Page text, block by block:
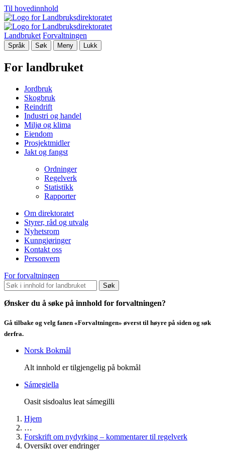
Til hovedinnhold
Landbruket Forvaltningen
Språk Søk Meny Lukk
For landbruket
Jordbruk
Skogbruk
Reindrift
Industri og handel
Miljø og klima
Eiendom
Prosjektmidler
Jakt og fangst
Ordninger
Regelverk
Statistikk
Rapporter
Om direktoratet
Styrer, råd og utvalg
Nyhetsrom
Kunngjøringer
Kontakt oss
Personvern
For forvaltningen
Søk
Ønsker du å søke på innhold for forvaltningen?
Gå tilbake og velg fanen «Forvaltningen» øverst til høyre på siden og søk
derfra.
Norsk Bokmål
Alt innhold er tilgjengelig på bokmål
Sámegiella
Oasit sisdoalus leat sámegilli
Hjem
…
Forskrift om nydyrking – kommentarer til regelverk
Oversikt over endringer